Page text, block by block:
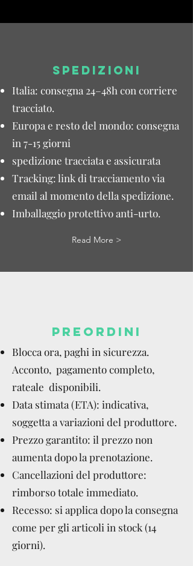
SPEDIZIONI
Italia: consegna 24–48h con corriere
tracciato.
Europa e resto del mondo: consegna
in 7-15 giorni
spedizione tracciata e assicurata
Tracking: link di tracciamento via
email al momento della spedizione.
Imballaggio protettivo anti-urto.
Read More >
PREORDINI
Blocca ora, paghi in sicurezza.
Acconto, pagamento completo,
rateale disponibili.
Data stimata (ETA): indicativa,
soggetta a variazioni del produttore.
Prezzo garantito: il prezzo non
aumenta dopo la prenotazione.
Cancellazioni del produttore:
rimborso totale immediato.
Recesso: si applica dopo la consegna
come per gli articoli in stock (14
giorni).